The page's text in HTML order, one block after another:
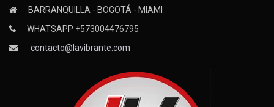
BARRANQUILLA - BOGOTÁ - MIAMI
WHATSAPP +573004476795
contacto@lavibrante.com